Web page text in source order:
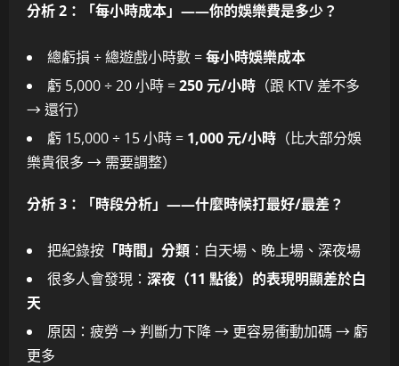
分析 2：「每小時成本」——你的娛樂費是多少？
總虧損 ÷ 總遊戲小時數 =每小時娛樂成本
虧 5,000 ÷ 20 小時 =250 元/小時 （跟 KTV 差不多
→ 還行）
虧 15,000 ÷ 15 小時 = 1,000 元/小時 （比大部分娛
樂貴很多 → 需要調整）
分析 3：「時段分析」——什麼時候打最好/最差？
把紀錄按 「時間」分類 ：白天場、晚上場、深夜場
很多人會發現： 深夜（11 點後）的表現明顯差於白
天
原因：疲勞 → 判斷力下降 → 更容易衝動加碼 → 虧
更多